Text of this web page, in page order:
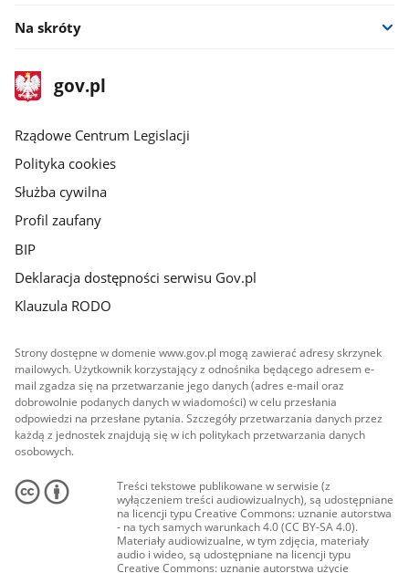
Na skróty
stopka
gov.plStrona
gov.pl
Rządowe Centrum Legislacji
Polityka cookies
Służba cywilna
Profil zaufany
BIP
Deklaracja dostępności serwisu Gov.pl
Klauzula RODO
Strony dostępne w domenie www.gov.pl mogą zawierać adresy skrzynek
mailowych. Użytkownik korzystający z odnośnika będącego adresem e-
mail zgadza się na przetwarzanie jego danych (adres e-mail oraz
dobrowolnie podanych danych w wiadomości) w celu przesłania
odpowiedzi na przesłane pytania. Szczegóły przetwarzania danych przez
każdą z jednostek znajdują się w ich politykach przetwarzania danych
osobowych.
Treści tekstowe publikowane w serwisie (z
wyłączeniem treści audiowizualnych), są udostępniane
na licencji typu Creative Commons: uznanie autorstwa
- na tych samych warunkach 4.0 (CC BY-SA 4.0).
Materiały audiowizualne, w tym zdjęcia, materiały
audio i wideo, są udostępniane na licencji typu
Creative Commons: uznanie autorstwa użycie